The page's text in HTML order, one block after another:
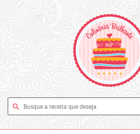
search